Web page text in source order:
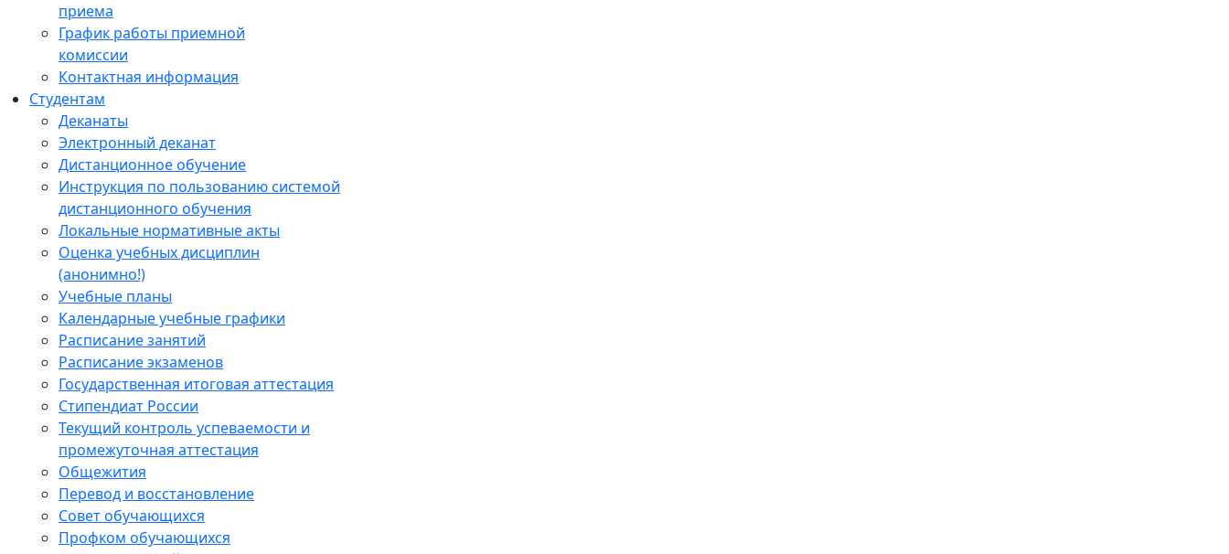
приема
График работы приемной
комиссии
Контактная информация
Студентам
Деканаты
Электронный деканат
Дистанционное обучение
Инструкция по пользованию системой
дистанционного обучения
Локальные нормативные акты
Оценка учебных дисциплин
(анонимно!)
Учебные планы
Календарные учебные графики
Расписание занятий
Расписание экзаменов
Государственная итоговая аттестация
Стипендиат России
Текущий контроль успеваемости и
промежуточная аттестация
Общежития
Перевод и восстановление
Совет обучающихся
Профком обучающихся